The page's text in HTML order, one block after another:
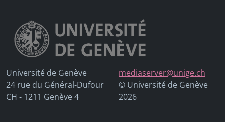
Université de Genève
24 rue du Général-Dufour
CH - 1211 Genève 4
mediaserver@unige.ch
© Université de Genève
2026